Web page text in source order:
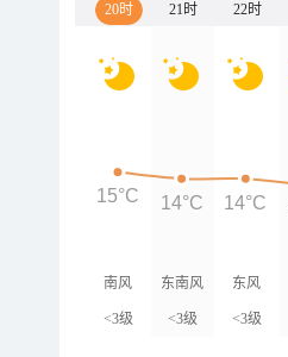
20时 21时 22时
南风
<3级
东南风
<3级
东风
<3级
15°C 14°C 14°C